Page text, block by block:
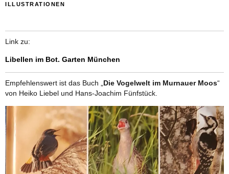
ILLUSTRATIONEN
Link zu:
Libellen im Bot. Garten München
Empfehlenswert ist das Buch „ Die Vogelwelt im Murnauer Moos“
von Heiko Liebel und Hans-Joachim Fünfstück.